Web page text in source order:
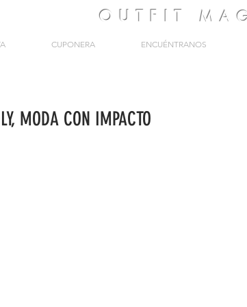
OUTFIT
CUPONERA ENCUÉNTRANOS
MODA CON IMPACTO